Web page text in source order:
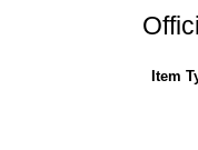
Item